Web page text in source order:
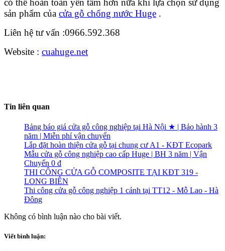
sản phẩm của cửa gỗ chống nước Huge .
Liên hệ tư vấn :0966.592.368
Website : cuahuge.net
Tin liên quan
Bảng báo giá cửa gỗ công nghiệp tại Hà Nội ★ | Bảo hành 3
năm | Miễn phí vận chuyển
Lắp đặt hoàn thiện cửa gỗ tại chung cư A1 - KĐT Ecopark
Mẫu cửa gỗ công nghiệp cao cấp Huge | BH 3 năm | Vận
Chuyển 0 đ
THI CÔNG CỬA GỖ COMPOSITE TẠI KĐT 319 -
LONG BIÊN
Thi công cửa gỗ công nghiệp 1 cánh tại TT12 - Mỗ Lao - Hà
Đông
Không có bình luận nào cho bài viết.
Viết bình luận: